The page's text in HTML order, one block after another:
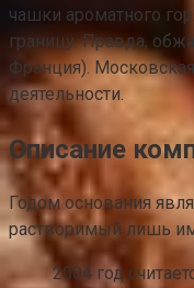
чашки ароматного
границу. Правда,
Франция).
деятельности.
Описание
Годом основания
растворимый лишь
2004 год